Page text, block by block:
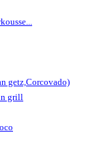
getz,Corcovado)
grill